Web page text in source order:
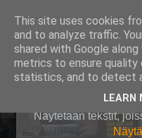
Pullollinen
Näytetään tekstit,
This site uses cookies
and to analyze traffic.
shared with Google
metrics to ensure quality
statistics, and to detect
LEARN